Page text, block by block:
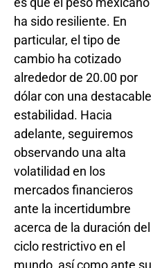
ha sido resiliente. En
particular, el tipo de
cambio ha cotizado
alrededor de 20.00 por
dólar con una destacable
estabilidad. Hacia
adelante, seguiremos
observando una alta
volatilidad en los
mercados financieros
ante la incertidumbre
acerca de la duración del
ciclo restrictivo en el
mundo, así como ante su